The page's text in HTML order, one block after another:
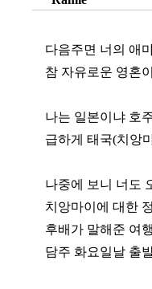
다음주면 너의 애
참 자유로운 영혼
나는 일본이냐 호
급하게 태국(치앙
나중에 보니 너도
치앙마이에 대한
후배가 말해준 여
담주 화요일날 출